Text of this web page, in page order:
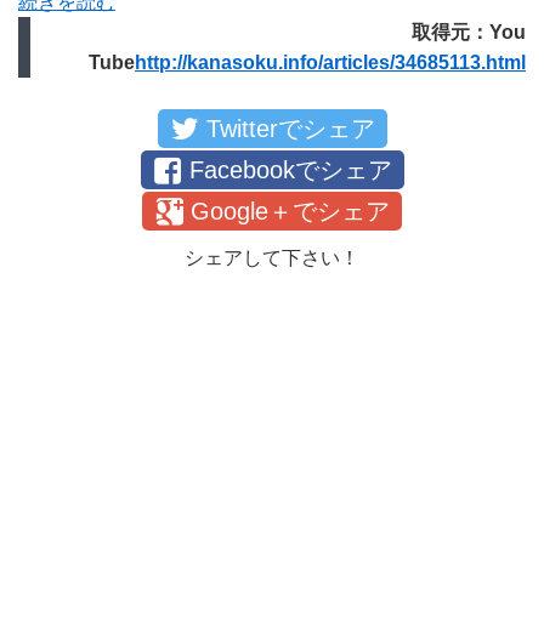
取得元：You
Tubehttp://kanasoku.info/articles/34685113.html
Twitterでシェア
Facebookでシェア
Google＋でシェア
シェアして下さい！